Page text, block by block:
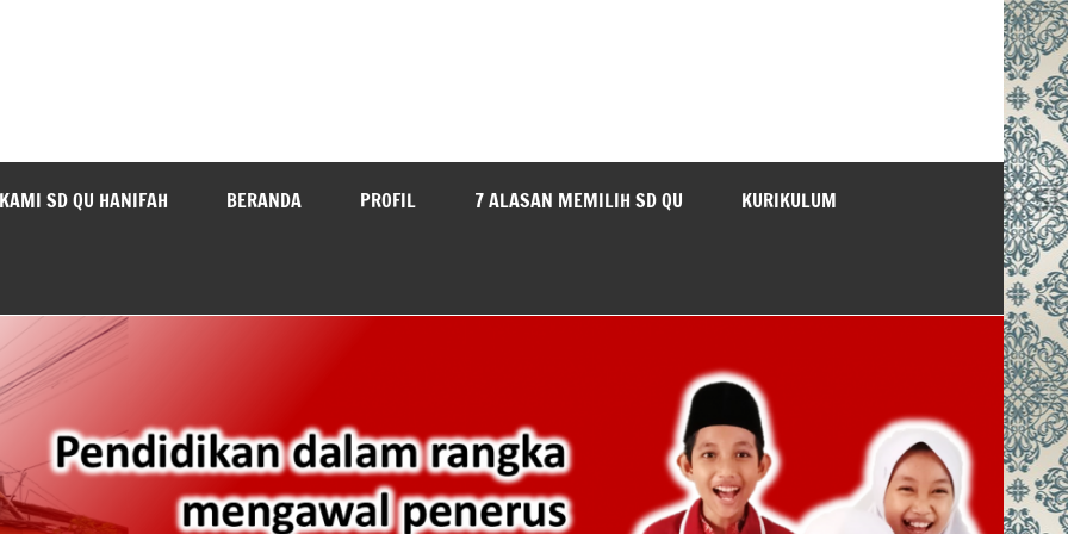
SD QU HANIFAH BERANDA PROFIL 7 ALASAN MEMILIH SD QU KURIKULUM